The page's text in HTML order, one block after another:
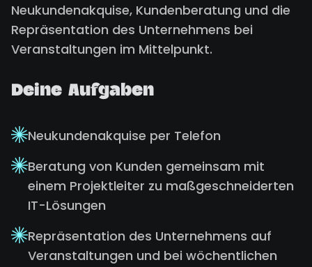
Neukundenakquise, Kundenberatung und die
Repräsentation des Unternehmens bei
Veranstaltungen im Mittelpunkt.
Deine Aufgaben
Neukundenakquise per Telefon
Beratung von Kunden gemeinsam mit
einem Projektleiter zu maßgeschneiderten
IT-Lösungen
Repräsentation des Unternehmens auf
Veranstaltungen und bei wöchentlichen